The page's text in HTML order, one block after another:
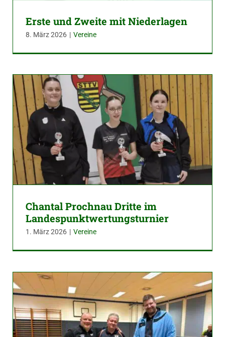
Erste und Zweite mit Niederlagen
8. März 2026 | Vereine
Chantal Prochnau Dritte im
Landespunktwertungsturnier
1. März 2026 | Vereine